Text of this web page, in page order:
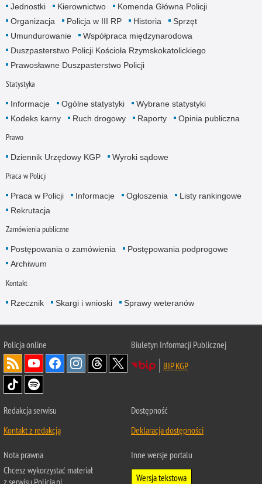
Jednostki Kierownictwo
Komenda Główna Policji
Organizacja
Policja w III RP Historia
Sprzęt
Umundurowanie
Współpraca międzynarodowa
Duszpasterstwo Policji Kościoła Rzymskokatolickiego
Prawosławne Duszpasterstwo Policji
Statystyka
Informacje Ogólne statystyki
Wybrane statystyki
Kodeks karny
Ruch drogowy Raporty Opinia publiczna
Prawo
Dziennik Urzędowy KGP Wyroki sądowe
Praca w Policji
Praca w Policji Informacje Ogłoszenia
Listy rankingowe
Rekrutacja
Zamówienia publiczne
Postępowania o zamówienia
Postępowania podprogowe
Archiwum
Kontakt
Rzecznik Skargi i wnioski Sprawy weteranów
Policjaonline
Biuletyn Informacji Publicznej
BIP KGP
Redakcja serwisu
Kontakt z redakcją
Dostępność
Deklaracja dostępności
Nota prawna
Chcesz wykorzystać materiał
Inne wersje portalu
Wersja tekstowa